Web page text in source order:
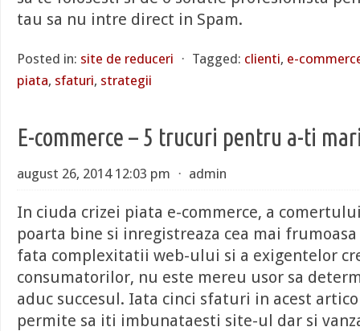
tau sa nu intre direct in Spam.
Posted in: site de reduceri ⋅ Tagged: clienti, e-
piata, sfaturi, strategii
E-commerce – 5 trucuri pentru a-ti
august 26, 2014 12:03 pm ⋅ admin
In ciuda crizei piata e-commerce, a
poarta bine si inregistreaza cea mai
fata complexitatii web-ului si a exigentelor
consumatorilor, nu este mereu usor sa
aduc succesul. Iata cinci sfaturi in acest
permite sa iti imbunataesti site-ul dar si